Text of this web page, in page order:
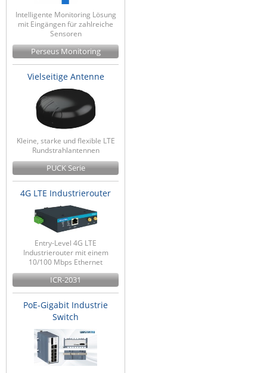
Intelligente Monitoring Lösung
mit Eingängen für zahlreiche
Sensoren
Perseus Monitoring
Vielseitige Antenne
Kleine, starke und flexible LTE
Rundstrahlantennen
PUCK Serie
4G LTE Industrierouter
Entry-Level 4G LTE
Industrierouter mit einem
10/100 Mbps Ethernet
ICR-2031
PoE-Gigabit Industrie
Switch